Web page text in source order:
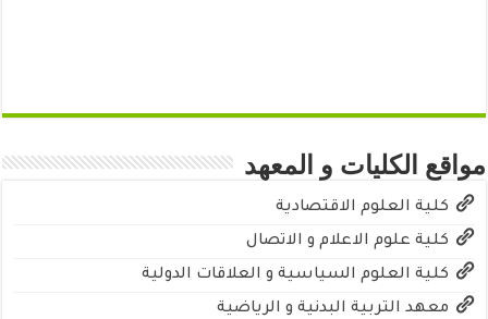
مواقع الكليات و المعهد
كلية العلوم الاقتصادية
كلية علوم الاعلام و الاتصال
كلية العلوم السياسية و العلاقات الدولية
معهد التربية البدنية و الرياضية